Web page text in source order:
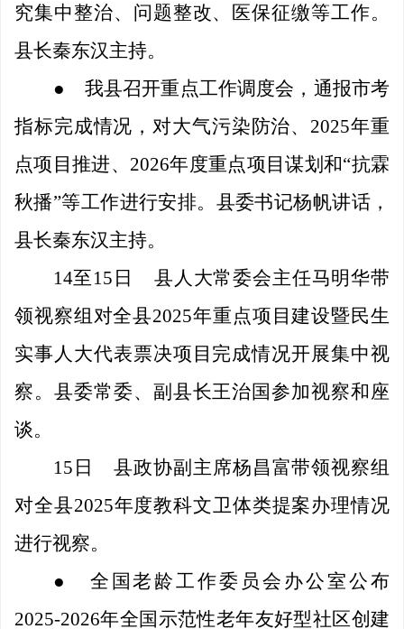
究集中整治、问题整改、医保征缴等工作。
县长秦东汉主持。
●
我县召开重点工作调度会，通报市考
指标完成情况，对大气污染防治、 2025年重
点项目推进、2026年度重点项目谋划和“抗霖
秋播”等工作进行安排。县委书记杨帆讲话，
县长秦东汉主持。
14至15日
县人大常委会主任马明华带
领视察组对全县2025年重点项目建设暨民生
实事人大代表票决项目完成情况开展集中视
察。县委常委、副县长王治国参加视察和座
谈。
15日
县政协副主席杨昌富带领视察组
对全县2025年度教科文卫体类提案办理情况
进行视察。
●
全国老龄工作委员会办公室公布
2025-2026年全国示范性老年友好型社区创建